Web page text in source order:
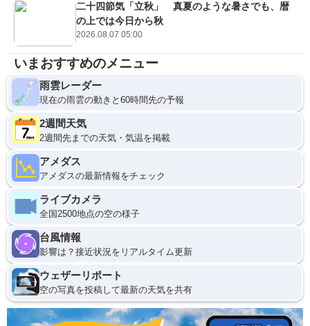
二十四節気「立秋」 真夏のような暑さでも、暦
の上では今日から秋
2026.08.07 05:00
いまおすすめのメニュー
雨雲レーダー
現在の雨雲の動きと60時間先の予報
2週間天気
2週間先までの天気・気温を掲載
アメダス
アメダスの最新情報をチェック
ライブカメラ
全国2500地点の空の様子
台風情報
影響は？接近状況をリアルタイム更新
ウェザーリポート
空の写真を投稿して最新の天気を共有